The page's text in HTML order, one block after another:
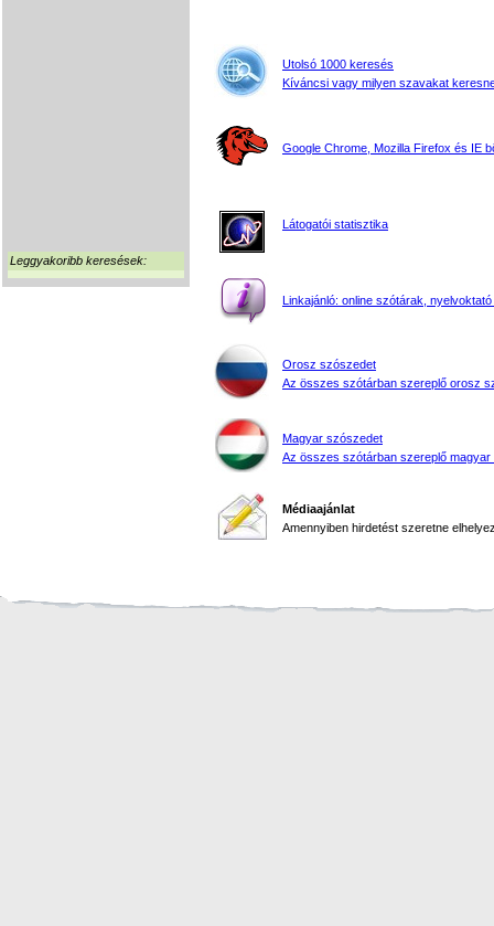
Leggyakoribb keresések:
Utolsó 1000 keresés
Kíváncsi vagy milyen szavakat
Google Chrome, Mozilla Firefox és IE
Látogatói statisztika
Linkajánló: online szótárak, nyelvoktató
Orosz szószedet
Az összes szótárban szereplő orosz
Magyar szószedet
Az összes szótárban szereplő magyar
Médiaajánlat
Amennyiben hirdetést szeretne